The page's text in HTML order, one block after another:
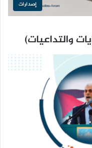
إصدارات
والتداعيات)